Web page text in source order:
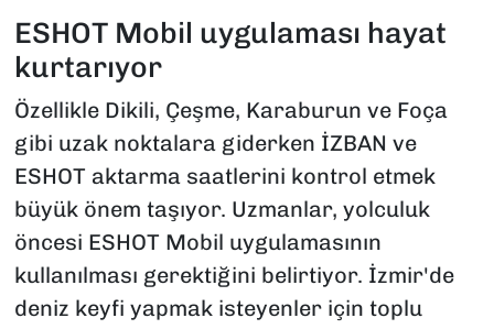
ESHOT Mobil uygulaması hayat
kurtarıyor
Özellikle Dikili, Çeşme, Karaburun ve Foça
gibi uzak noktalara giderken İZBAN ve
ESHOT aktarma saatlerini kontrol etmek
büyük önem taşıyor. Uzmanlar, yolculuk
öncesi ESHOT Mobil uygulamasının
kullanılması gerektiğini belirtiyor. İzmir'de
deniz keyfi yapmak isteyenler için toplu